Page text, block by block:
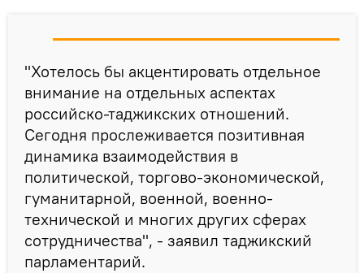
"Хотелось бы акцентировать отдельное
внимание на отдельных аспектах
российско-таджикских отношений.
Сегодня прослеживается позитивная
динамика взаимодействия в
политической, торгово-экономической,
гуманитарной, военной, военно-
технической и многих других сферах
сотрудничества", - заявил таджикский
парламентарий.